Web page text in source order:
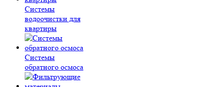
Системы
водоочистки для
квартиры
Системы
обратного осмоса